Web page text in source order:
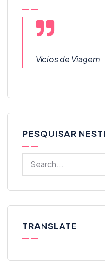
Vícios de Viagem
PESQUISAR
TRANSLATE